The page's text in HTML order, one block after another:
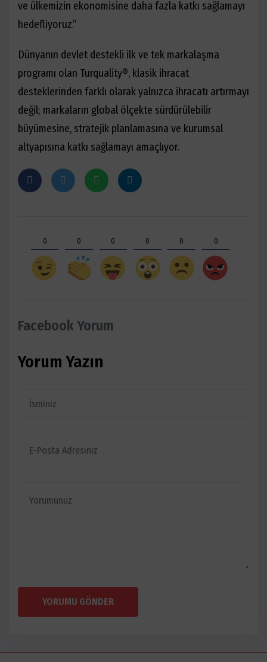
ve ülkemizin ekonomisine daha fazla katkı sağlamayı
hedefliyoruz.”
Dünyanın devlet destekli ilk ve tek markalaşma
programı olan Turquality®, klasik ihracat
desteklerinden farklı olarak yalnızca ihracatı artırmayı
değil; markaların global ölçekte sürdürülebilir
büyümesine, stratejik planlamasına ve kurumsal
altyapısına katkı sağlamayı amaçlıyor.
0 0 0 0 0 0
Facebook Yorum
Yorum Yazın
YORUMU GÖNDER